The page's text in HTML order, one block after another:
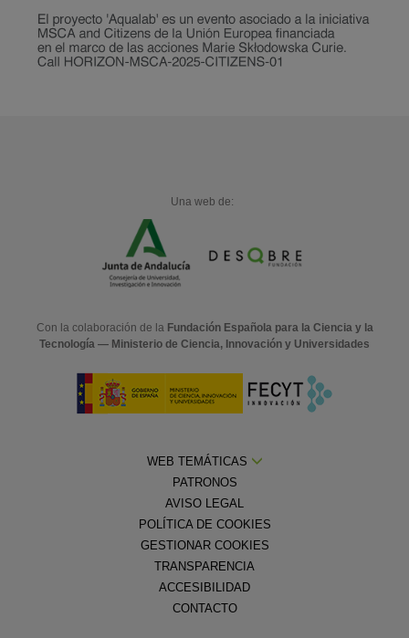
Una web de:
Con la colaboración de la Fundación Española para la Ciencia y la
Tecnología — Ministerio de Ciencia, Innovación y Universidades
WEB TEMÁTICAS
PATRONOS
AVISO LEGAL
POLÍTICA DE COOKIES
GESTIONAR COOKIES
TRANSPARENCIA
ACCESIBILIDAD
CONTACTO